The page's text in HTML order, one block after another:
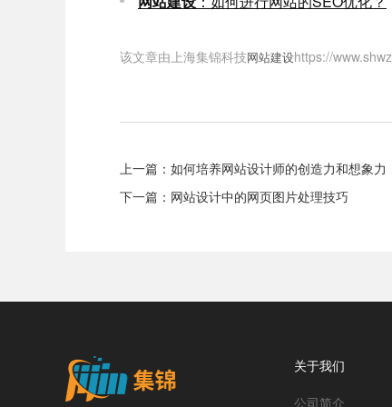
该文章由上海集锦科技网站建设https://
上一篇： 如何培养网站设计师的创造力和想象力
下一篇： 网站设计中的网页图片处理技巧
关于我们
公司简介